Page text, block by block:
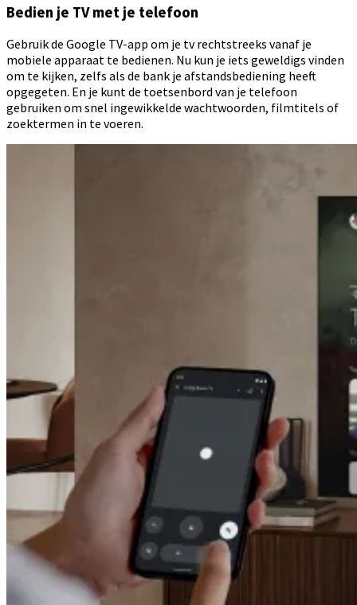
Bedien je TV met je telefoon
Gebruik de Google TV-app om je tv rechtstreeks vanaf je
mobiele apparaat te bedienen. Nu kun je iets geweldigs vinden
om te kijken, zelfs als de bank je afstandsbediening heeft
opgegeten. En je kunt de toetsenbord van je telefoon
gebruiken om snel ingewikkelde wachtwoorden, filmtitels of
zoektermen in te voeren.